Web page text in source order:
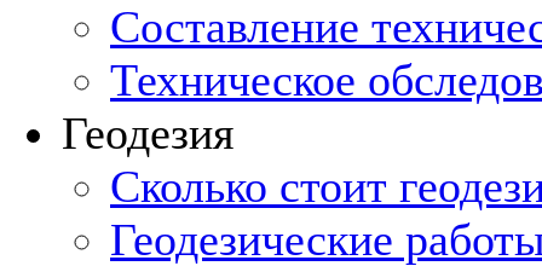
Составление
Техническое
Геодезия
Cколько стоит
Геодезические